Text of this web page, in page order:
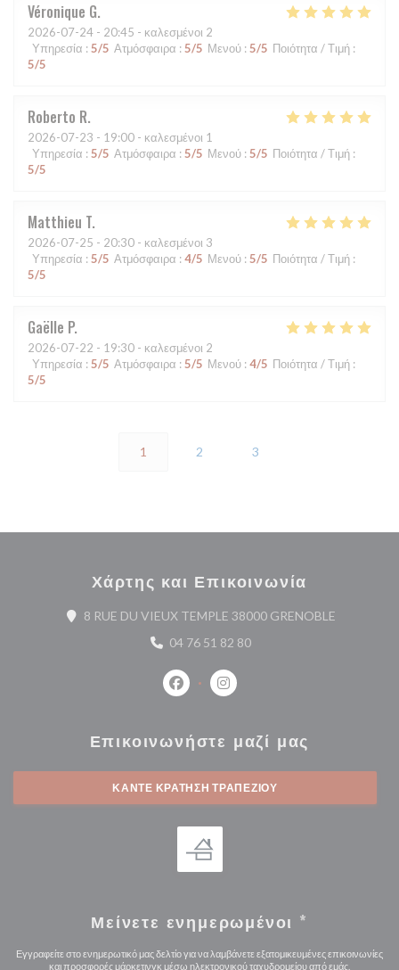
Véronique G
2026-07-24 - 20:45 - καλεσμένοι 2
Υπηρεσία : 5/5 Ατμόσφαιρα : 5/5 Μενού : 5/5 Ποιότητα / Τιμή :
5/5
Roberto R
2026-07-23 - 19:00 - καλεσμένοι 1
Υπηρεσία : 5/5 Ατμόσφαιρα : 5/5 Μενού : 5/5 Ποιότητα / Τιμή :
5/5
Matthieu T
2026-07-25 - 20:30 - καλεσμένοι 3
Υπηρεσία : 5/5 Ατμόσφαιρα : 4/5 Μενού : 5/5 Ποιότητα / Τιμή :
5/5
Gaëlle P
2026-07-22 - 19:30 - καλεσμένοι 2
Υπηρεσία : 5/5 Ατμόσφαιρα : 5/5 Μενού : 4/5 Ποιότητα / Τιμή :
5/5
1 2 3
Χάρτης και Επικοινωνία
8 RUE DU VIEUX TEMPLE 38000 GRENOBLE
04 76 51 82 80
Facebook ((ανοίγει σε νέο
Instagram ((ανοίγει σε νέο
Επικοινωνήστε μαζί μας
ΚΆΝΤΕ ΚΡΆΤΗΣΗ ΤΡΑΠΕΖΙΟΎ
Μείνετε ενημερωμένοι *
Εγγραφείτε στο ενημερωτικό μας δελτίο για να λαμβάνετε εξατομικευμένες επικοινωνίες
και προσφορές μάρκετινγκ μέσω ηλεκτρονικού ταχυδρομείου από εμάς.